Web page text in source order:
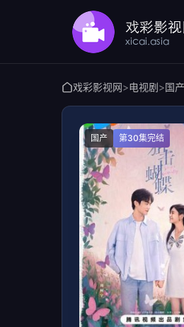
戏彩影视网>电视剧>国产
国产 第30集完结